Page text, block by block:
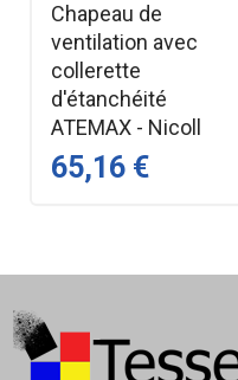
en ABS
Résistance
manœuvres
Débit : 51 L/min
Certification : NF
Marque :
Chapeau de
ventilation avec
collerette
d'étanchéité
ATEMAX - Nicoll
65,16 €